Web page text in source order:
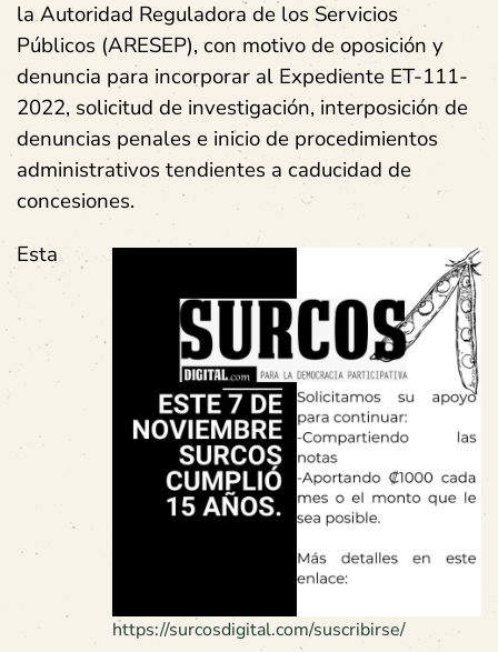
la Autoridad Reguladora de los Servicios
Públicos (ARESEP), con motivo de oposición y
denuncia para incorporar al Expediente ET-111-
2022, solicitud de investigación, interposición de
denuncias penales e inicio de procedimientos
administrativos tendientes a caducidad de
concesiones.
https://surcosdigital.com/suscribirse/
Esta